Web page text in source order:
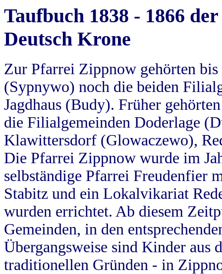
Taufbuch 1838 - 1866
Deutsch Krone
Zur Pfarrei Zippnow gehörten
(Sypnywo) noch die beiden
Jagdhaus (Budy). Früher
die Filialgemeinden Doderlage
Klawittersdorf (Glowaczewo),
Die Pfarrei Zippnow wurde im
selbständige Pfarrei Freudenfier
Stabitz und ein Lokalvikariat
wurden errichtet. Ab diesem
Gemeinden, in den
Übergangsweise sind Kinder aus
traditionellen Gründen - in